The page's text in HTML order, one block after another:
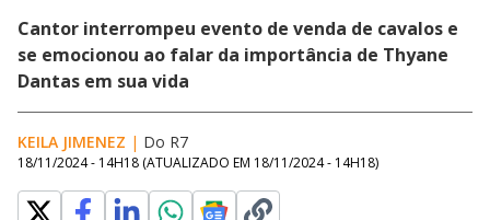
Cantor interrompeu evento de venda de cavalos e
se emocionou ao falar da importância de Thyane
Dantas em sua vida
KEILA JIMENEZ | Do R7
18/11/2024 - 14H18 (ATUALIZADO EM 18/11/2024 - 14H18)